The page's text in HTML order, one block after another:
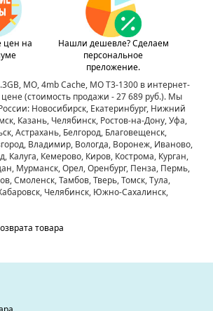
цен на
Нашли дешевле? Сделаем
персональное
преложение.
MO, 4mb Cache, MO T3-1300 в интернет-
цене(стоимость продажи - 27 689 руб.). Мы
Новосибирск, Екатеринбург, Нижний
Казань, Челябинск, Ростов-на-Дону, Уфа,
Астрахань, Белгород, Благовещенск,
Владимир, Вологда, Воронеж, Иваново,
Калуга, Кемерово, Киров, Кострома, Курган,
Мурманск, Орел, Оренбург, Пенза, Пермь,
Смоленск, Тамбов, Тверь, Томск, Тула,
Челябинск, Южно-Сахалинск,
товара